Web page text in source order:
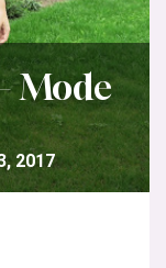
Mode
2017